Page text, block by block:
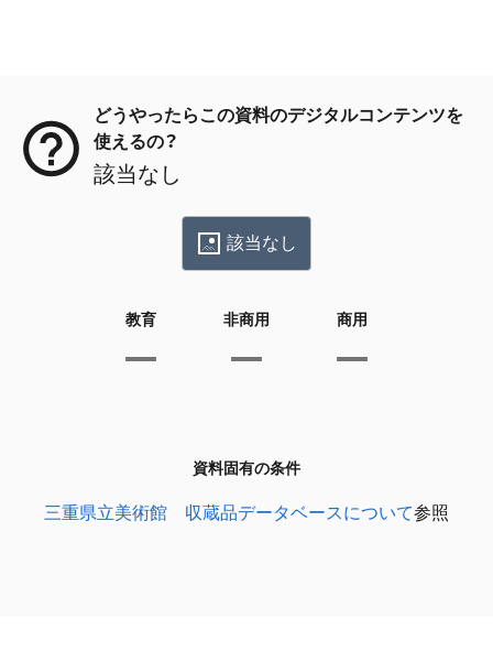
どうやったらこの資料のデジタルコンテンツを
使えるの？
該当なし
該当なし
教育 非商用 商用
資料固有の条件
三重県立美術館 収蔵品データベースについて参照